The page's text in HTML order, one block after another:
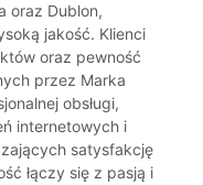
oraz Dublon,
jakość. Klienci
oraz pewność
przez Marka
obsługi,
internetowych i
satysfakcję
łączy się z pasją i